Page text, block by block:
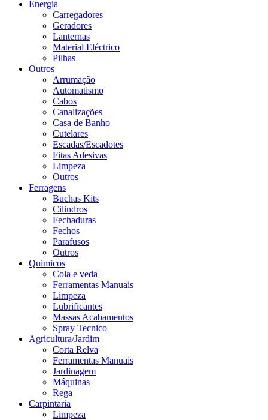
Energia
Carregadores
Geradores
Lanternas
Material Eléctrico
Pilhas
Outros
Arrumação
Automatismo
Cabos
Canalizações
Casa de Banho
Cutelares
Escadas/Escadotes
Fitas Adesivas
Limpeza
Outros
Ferragens
Buchas Kits
Cilindros
Fechaduras
Fechos
Parafusos
Outros
Quimicos
Cola e veda
Ferramentas Manuais
Limpeza
Lubrificantes
Massas Acabamentos
Spray Tecnico
Agricultura/Jardim
Corta Relva
Ferramentas Manuais
Jardinagem
Máquinas
Rega
Carpintaria
Limpeza